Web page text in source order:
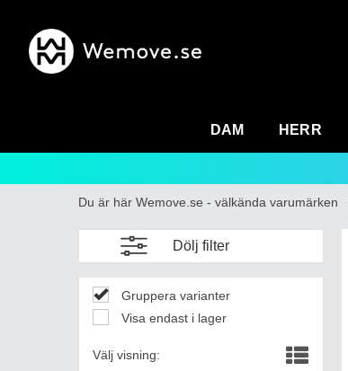
DAM HERR
Du är här Wemove.se - välkända varumärken
Dölj filter
Gruppera varianter
Visa endast i lager
Välj visning: